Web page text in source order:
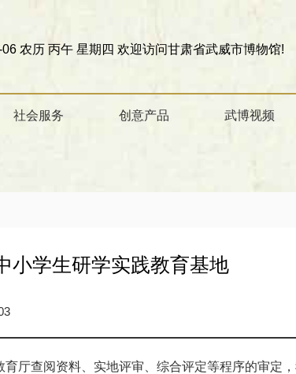
星期四欢迎访问甘肃省武威市博物馆!
社会服务 创意产品 武博视频
小学生研学实践教育基地
厅查阅资料、实地评审、综合评定等程序的审定